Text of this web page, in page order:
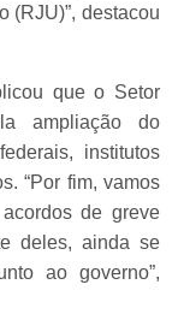
(RJU)”, destacou
que o Setor
ampliação do
institutos
“Por fim, vamos
de greve
deles, ainda se
ao governo”,